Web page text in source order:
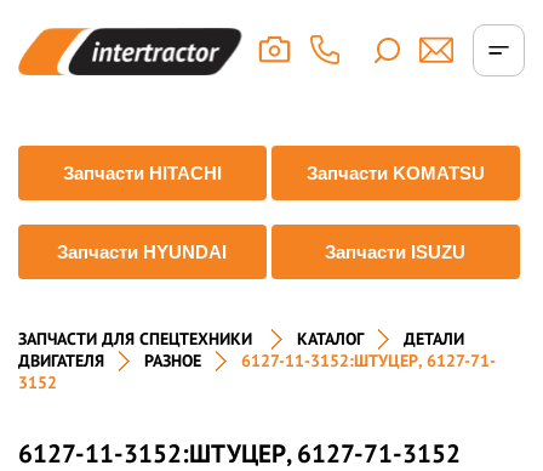
Запчасти HITACHI Запчасти KOMATSU
Запчасти HYUNDAI Запчасти ISUZU
ЗАПЧАСТИ ДЛЯ СПЕЦТЕХНИКИ КАТАЛОГ
ДЕТАЛИ
ДВИГАТЕЛЯ
РАЗНОЕ
6127-11-3152:ШТУЦЕР, 6127-71-
3152
6127-11-3152:ШТУЦЕР, 6127-71-3152